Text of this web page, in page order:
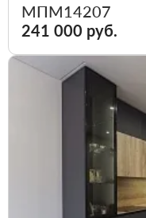
МПМ14207
241 000 руб.